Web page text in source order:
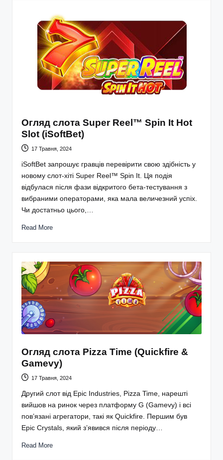
Огляд слота Super Reel™ Spin It Hot
Slot (iSoftBet)
17 Травня, 2024
iSoftBet запрошує гравців перевірити свою здібність у
новому слот-хіті Super Reel™ Spin It. Ця подія
відбулася після фази відкритого бета-тестування з
вибраними операторами, яка мала величезний успіх.
Чи достатньо цього,…
Read More
Огляд слота Pizza Time (Quickfire &
Gamevy)
17 Травня, 2024
Другий слот від Epic Industries, Pizza Time, нарешті
вийшов на ринок через платформу G (Gamevy) і всі
пов’язані агрегатори, такі як Quickfire. Першим був
Epic Crystals, який з’явився після періоду…
Read More